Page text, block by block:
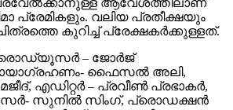
ആവേശത്തിലാണ്
പ്രേമികളും. വലിയ പ്രതീക്ഷയും
കുറിച്ച് പ്രേക്ഷകർക്കുള്ളത്.
– ജോർജ്
ഫൈസൽ അലി,
എഡിറ്റർ – പ്രവീൺ പ്രഭാകർ,
സുനിൽ സിംഗ്, പ്രൊഡക്ഷൻ